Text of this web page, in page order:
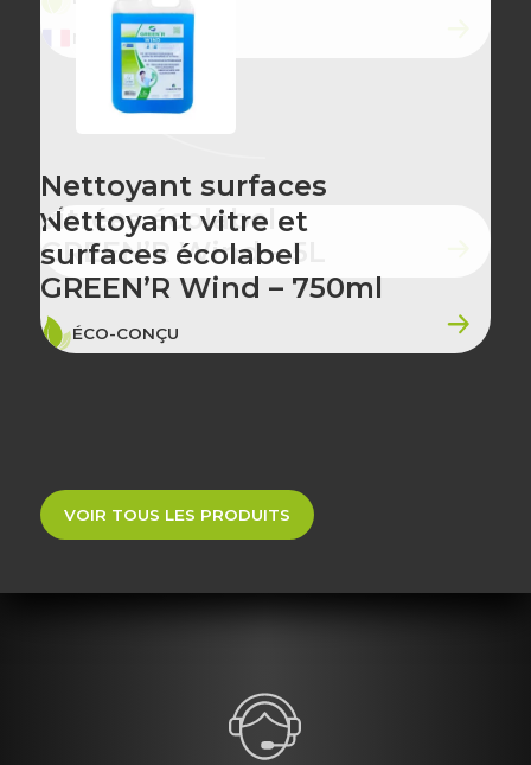
MADE IN FRANCE
Nettoyant surfaces
vitrées écolabel
GREEN’R Wind – 5L
Nettoyant vitre et
surfaces écolabel
GREEN’R Wind – 750ml
ÉCO-CONÇU
VOIR TOUS LES PRODUITS